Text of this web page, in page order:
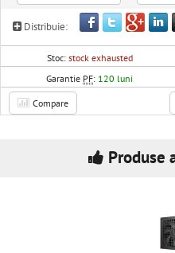
Distribuie:
Stoc: stock exhausted
Garantie PF: 120 luni
Compare
Produse